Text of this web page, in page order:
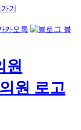
기
카오톡
블
원